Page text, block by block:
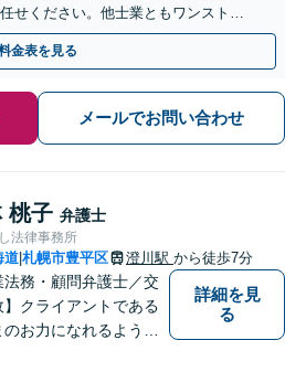
せください。他士業ともワンストッ
】【すすきの駅2分】
金表を見る
メールでお問い合わせ
桃子 弁護士
法律事務所
道 札幌市豊平区 澄川駅 から徒歩7分
法務・顧問弁護士／交
】クライアントである
お力になれるよう全
詳細を見
る